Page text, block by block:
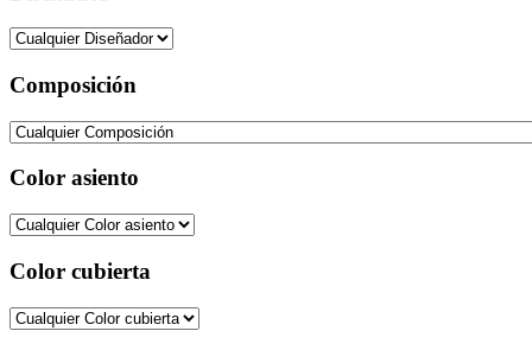
Composición
Color asiento
Color cubierta